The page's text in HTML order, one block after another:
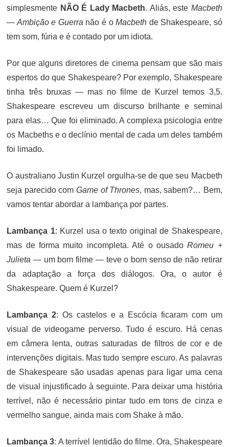
simplesmente NÃO É Lady Macbeth. Aliás, este Macbeth
— Ambição e Guerra não é oMacbeth de Shakespeare, só
tem som, fúria e é contado por um idiota.
Por que alguns diretores de cinema pensam que são mais
espertos do que Shakespeare? Por exemplo, Shakespeare
tinha três bruxas — mas no filme de Kurzel temos 3,5.
Shakespeare escreveu um discurso brilhante e seminal
para elas… Que foi eliminado. A complexa psicologia entre
os Macbeths e o declínio mental de cada um deles também
foi limado.
O australiano Justin Kurzel orgulha-se de que seu Macbeth
seja parecido com Game of Thrones, mas, sabem?… Bem,
vamos tentar abordar a lambança por partes.
Lambança 1: Kurzel usa o texto original de Shakespeare,
mas de forma muito incompleta. Até o ousadoRomeu +
Julieta — um bom filme — teve o bom senso de não retirar
da adaptação a força dos diálogos. Ora, o autor é
Shakespeare. Quem é Kurzel?
Lambança 2: Os castelos e a Escócia ficaram com um
visual de videogame perverso. Tudo é escuro. Há cenas
em câmera lenta, outras saturadas de filtros de cor e de
intervenções digitais. Mas tudo sempre escuro. As palavras
de Shakespeare são usadas apenas para ligar uma cena
de visual injustificado à seguinte. Para deixar uma história
terrível, não é necessário pintar tudo em tons de cinza e
vermelho sangue, ainda mais com Shake à mão.
Lambança 3: A terrível lentidão do filme. Ora, Shakespeare